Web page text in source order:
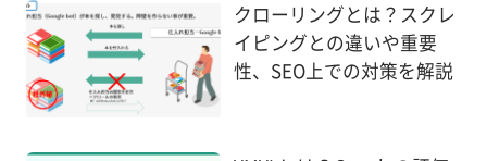
クローリングとは？スクレ
イピングとの違いや重要
性、SEO上での対策を解説